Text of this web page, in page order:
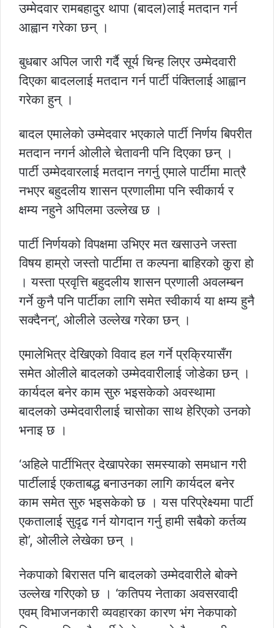
उम्मेदवार रामबहादुर थापा (बादल)लाई मतदान गर्न
आह्वान गरेका छन् ।
बुधबार अपिल जारी गर्दै सूर्य चिन्ह लिएर उम्मेदवारी
दिएका बादललाई मतदान गर्न पार्टी पंक्तिलाई आह्वान
गरेका हुन् ।
बादल एमालेको उम्मेदवार भएकाले पार्टी निर्णय बिपरीत
मतदान नगर्न ओलीले चेतावनी पनि दिएका छन् ।
पार्टी उम्मेदवारलाई मतदान नगर्नु एमाले पार्टीमा मात्रै
नभएर बहुदलीय शासन प्रणालीमा पनि स्वीकार्य र
क्षम्य नहुने अपिलमा उल्लेख छ ।
पार्टी निर्णयको विपक्षमा उभिएर मत खसाउने जस्ता
विषय हाम्रो जस्तो पार्टीमा त कल्पना बाहिरको कुरा हो
। यस्ता प्रवृत्ति बहुदलीय शासन प्रणाली अवलम्बन
गर्ने कुनै पनि पार्टीका लागि समेत स्वीकार्य या क्षम्य हुनै
सक्दैनन्’, ओलीले उल्लेख गरेका छन् ।
एमालेभित्र देखिएको विवाद हल गर्ने प्रक्रियासँग
समेत ओलीले बादलको उम्मेदवारीलाई जोडेका छन् ।
कार्यदल बनेर काम सुरु भइसकेको अवस्थामा
बादलको उम्मेदवारीलाई चासोका साथ हेरिएको उनको
भनाइ छ ।
‘अहिले पार्टीभित्र देखापरेका समस्याको समधान गरी
पार्टीलाई एकताबद्ध बनाउनका लागि कार्यदल बनेर
काम समेत सुरु भइसकेको छ । यस परिप्रेक्ष्यमा पार्टी
एकतालाई सुदृढ गर्न योगदान गर्नु हामी सबैको कर्तव्य
हो’, ओलीले लेखेका छन् ।
नेकपाको बिरासत पनि बादलको उम्मेदवारीले बोक्ने
उल्लेख गरिएको छ । ‘कतिपय नेताका अवसरवादी
एवम् विभाजनकारी व्यवहारका कारण भंग नेकपाको